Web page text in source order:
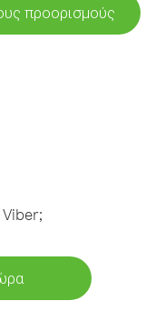
προορισμούς